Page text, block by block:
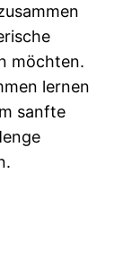
möchten.
lernen
sanfte